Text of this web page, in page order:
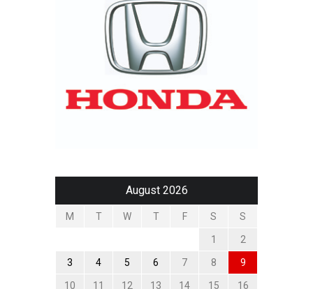
August 2026
M T W T F S S
1 2
3 4 5 6 7 8 9
10 11 12 13 14 15 16